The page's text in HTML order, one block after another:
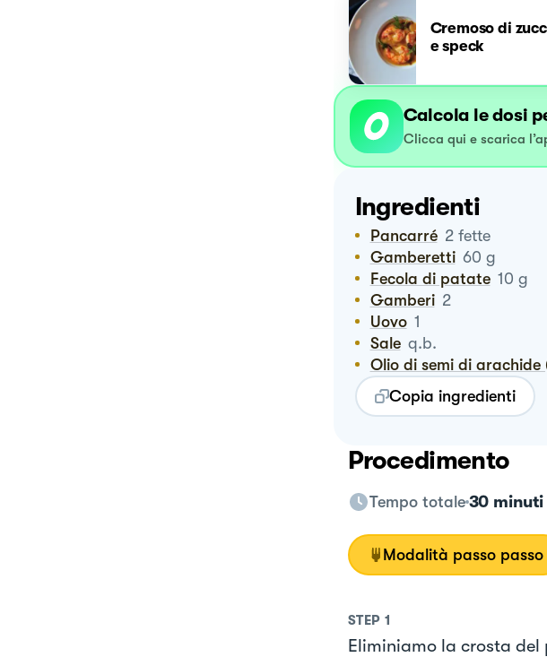
Cremoso di
e speck
Calcola le dosi
Clicca qui e scarica
Ingredienti
Pancarré 2 fette
Gamberetti 60 g
Fecola di patate 10 g
Gamberi 2
Uovo 1
Sale q.b.
Olio di semi di
Copia ingredienti
Procedimento
Tempo totale 30 minuti
Modalità passo passo
STEP 1
Eliminiamo la crosta